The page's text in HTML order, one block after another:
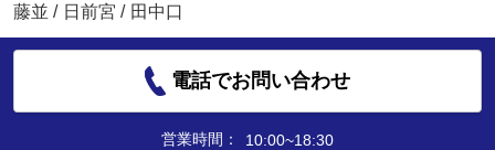
藤並 / 日前宮 / 田中口
電話でお問い合わせ
営業時間：
10:00~18:30